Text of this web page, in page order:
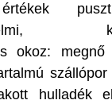
okoz:
hulladék